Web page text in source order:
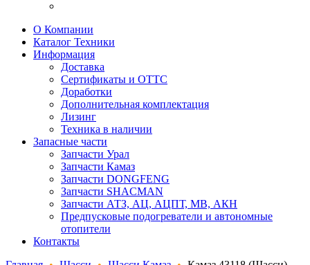
О Компании
Каталог Техники
Информация
Доставка
Сертификаты и ОТТС
Доработки
Дополнительная комплектация
Лизинг
Техника в наличии
Запасные части
Запчасти Урал
Запчасти Камаз
Запчасти DONGFENG
Запчасти SHACMAN
Запчасти АТЗ, АЦ, АЦПТ, МВ, АКН
Предпусковые подогреватели и автономные
отопители
Контакты